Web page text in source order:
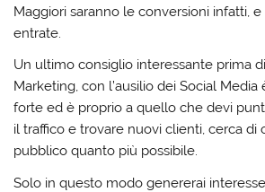
Maggiori saranno le conversioni infatti,
entrate.
Un ultimo consiglio interessante prima
Marketing, con l’ausilio dei Social
forte ed è proprio a quello che devi
il traffico e trovare nuovi clienti, cerca di
pubblico quanto più possibile.
Solo in questo modo genererai